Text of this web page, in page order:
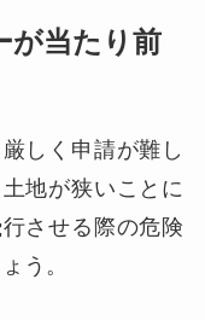
が当たり前
しく申請が難し
地が狭いことに
させる際の危険
う。